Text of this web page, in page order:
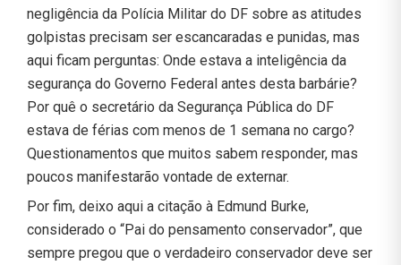
negligência da Polícia Militar do DF sobre as atitudes
golpistas precisam ser escancaradas e punidas, mas
aqui ficam perguntas: Onde estava a inteligência da
segurança do Governo Federal antes desta barbárie?
Por quê o secretário da Segurança Pública do DF
estava de férias com menos de 1 semana no cargo?
Questionamentos que muitos sabem responder, mas
poucos manifestarão vontade de externar.
Por fim, deixo aqui a citação à Edmund Burke,
considerado o “Pai do pensamento conservador”, que
sempre pregou que o verdadeiro conservador deve ser